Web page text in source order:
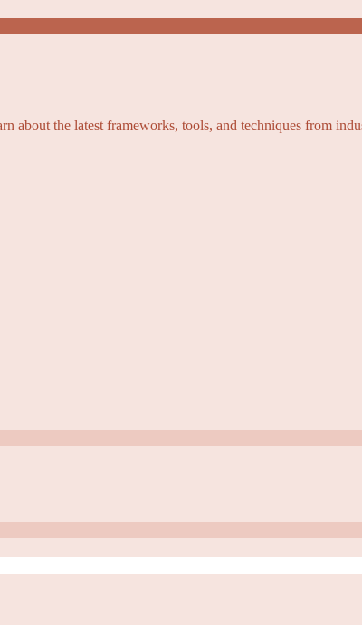
about the latest frameworks, tools, and techniques from